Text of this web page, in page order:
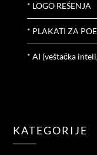
* LOGO REŠENJA
* PLAKATI ZA
* AI (veštačka
KATEGORIJE